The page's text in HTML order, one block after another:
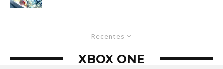
Recentes
XBOX ONE